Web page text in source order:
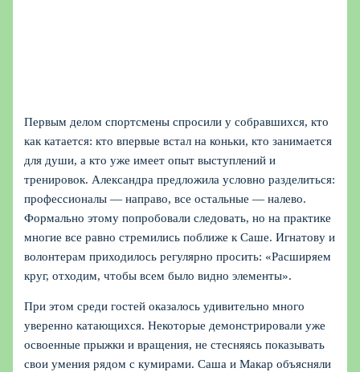
Первым делом спортсмены спросили у собравшихся, кто
как катается: кто впервые встал на коньки, кто занимается
для души, а кто уже имеет опыт выступлений и
тренировок. Александра предложила условно разделиться:
профессионалы — направо, все остальные — налево.
Формально этому попробовали следовать, но на практике
многие все равно стремились поближе к Саше. Игнатову и
волонтерам приходилось регулярно просить: «Расширяем
круг, отходим, чтобы всем было видно элементы».
При этом среди гостей оказалось удивительно много
уверенно катающихся. Некоторые демонстрировали уже
освоенные прыжки и вращения, не стесняясь показывать
свои умения рядом с кумирами. Саша и Макар объясняли